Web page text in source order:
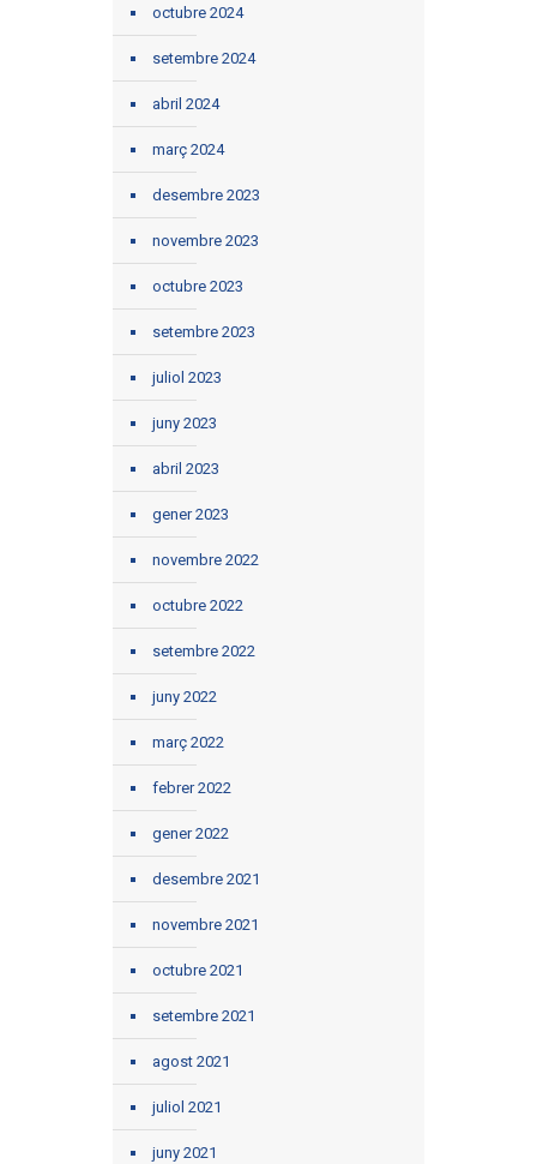
octubre 2024
setembre 2024
abril 2024
març 2024
desembre 2023
novembre 2023
octubre 2023
setembre 2023
juliol 2023
juny 2023
abril 2023
gener 2023
novembre 2022
octubre 2022
setembre 2022
juny 2022
març 2022
febrer 2022
gener 2022
desembre 2021
novembre 2021
octubre 2021
setembre 2021
agost 2021
juliol 2021
juny 2021